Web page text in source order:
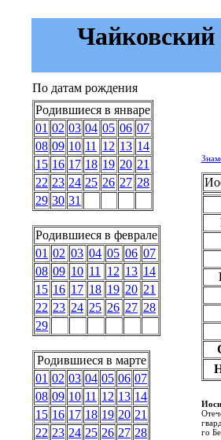
По датам рождения
Родившиеся в январе
01 02 03 04 05 06 07
08 09 10 11 12 13 14
15 16 17 18 19 20 21
22 23 24 25 26 27 28
29 30 31
Родившиеся в феврале
01 02 03 04 05 06 07
08 09 10 11 12 13 14
15 16 17 18 19 20 21
22 23 24 25 26 27 28
29
Родившиеся в марте
01 02 03 04 05 06 07
08 09 10 11 12 13 14
15 16 17 18 19 20 21
22 23 24 25 26 27 28
го